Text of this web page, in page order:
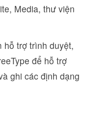
Media, thư viện
hỗ trợ trình duyệt,
để hỗ trợ
ghi các định dạng